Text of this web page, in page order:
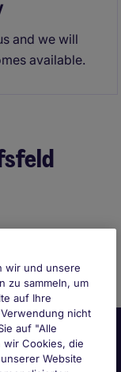
and we will
available.
wir und unsere
zu sammeln, um
auf Ihre
nicht
auf "Alle
wir Cookies, die
Website